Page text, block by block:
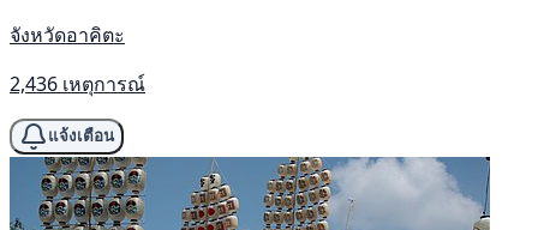
จังหวัดอาคิตะ
2,436 เหตุการณ์
แจ้งเตือน